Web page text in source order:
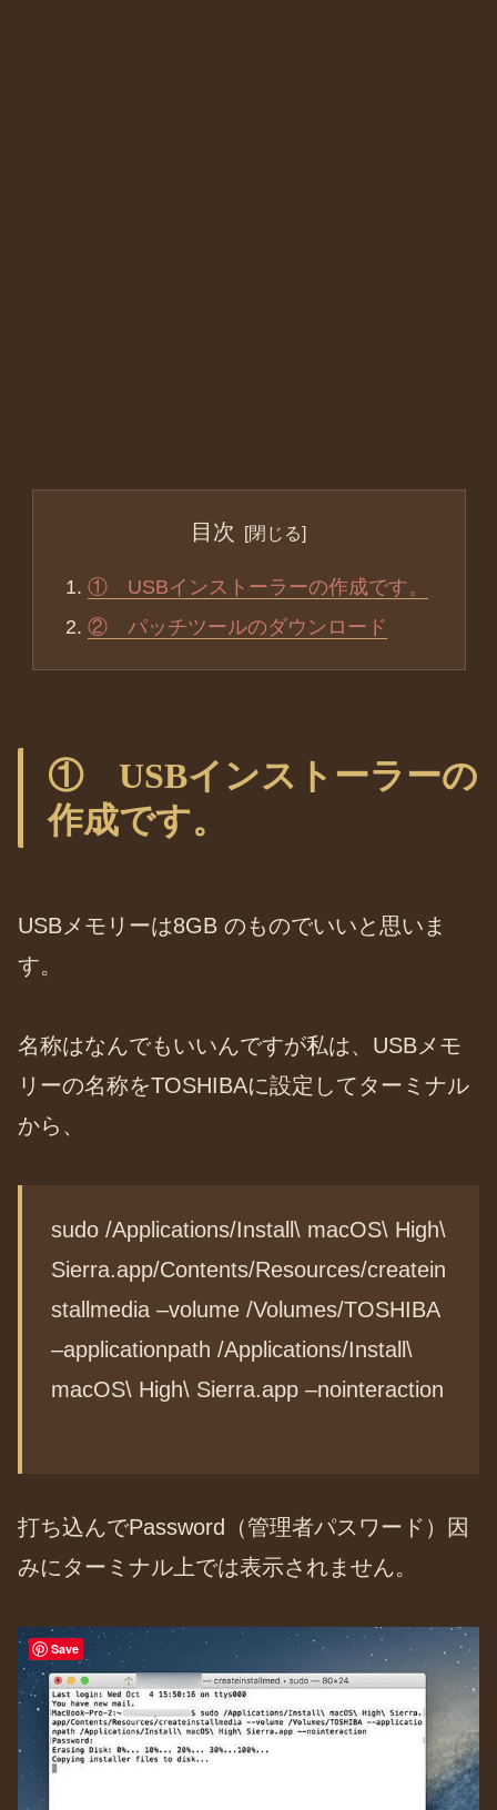
目次
① USBインストーラーの作成です。
② パッチツールのダウンロード
① USBインストーラーの
作成です。
USBメモリーは8GB のものでいいと思いま
す。
名称はなんでもいいんですが私は、USBメモ
リーの名称をTOSHIBAに設定してターミナル
から、
sudo /Applications/Install\ macOS\ High\
Sierra.app/Contents/Resources/createin
stallmedia –volume /Volumes/TOSHIBA
–applicationpath /Applications/Install\
macOS\ High\ Sierra.app –nointeraction
打ち込んでPassword（管理者パスワード）因
みにターミナル上では表示されません。
Save